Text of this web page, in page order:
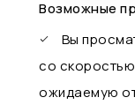
Возможные
Вы
со
ожидаемую